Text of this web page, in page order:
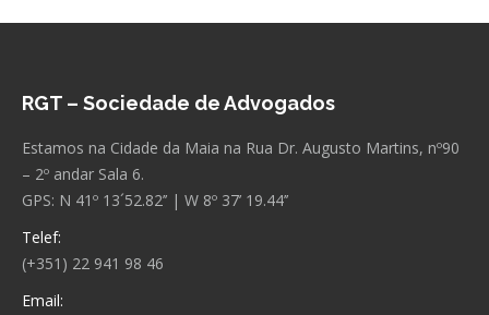
RGT – Sociedade de Advogados
Estamos na Cidade da Maia na Rua Dr. Augusto Martins, nº90
– 2º andar Sala 6.
GPS: N 41º 13´52.82’’ | W 8º 37’ 19.44’’
Telef:
(+351) 22 941 98 46
Email: